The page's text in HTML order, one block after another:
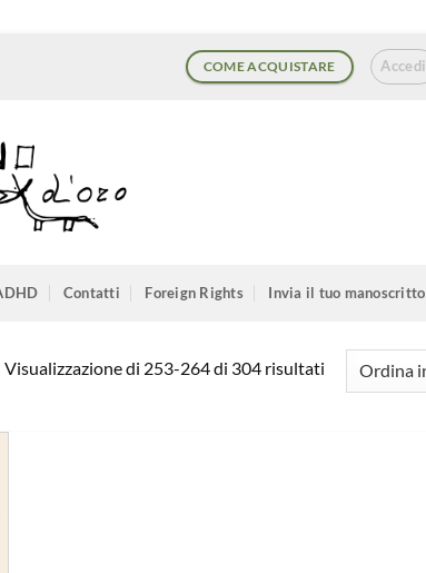
COME ACQUISTARE Accedi
Contatti Foreign Rights Invia il tuo manoscritto
Visualizzazione di 253-264 di 304 risultatiOrdina